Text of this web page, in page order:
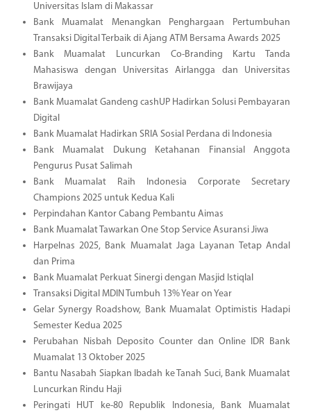
Universitas Islam di Makassar
Bank Muamalat Menangkan Penghargaan Pertumbuhan
Transaksi Digital Terbaik di Ajang ATM Bersama Awards 2025
Bank Muamalat Luncurkan Co-Branding Kartu Tanda
Mahasiswa dengan Universitas Airlangga dan Universitas
Brawijaya
Bank Muamalat Gandeng cashUP Hadirkan Solusi Pembayaran
Digital
Bank Muamalat Hadirkan SRIA Sosial Perdana di Indonesia
Bank Muamalat Dukung Ketahanan Finansial Anggota
Pengurus Pusat Salimah
Bank Muamalat Raih Indonesia Corporate Secretary
Champions 2025 untuk Kedua Kali
Perpindahan Kantor Cabang Pembantu Aimas
Bank Muamalat Tawarkan One Stop Service Asuransi Jiwa
Harpelnas 2025, Bank Muamalat Jaga Layanan Tetap Andal
dan Prima
Bank Muamalat Perkuat Sinergi dengan Masjid Istiqlal
Transaksi Digital MDIN Tumbuh 13% Year on Year
Gelar Synergy Roadshow, Bank Muamalat Optimistis Hadapi
Semester Kedua 2025
Perubahan Nisbah Deposito Counter dan Online IDR Bank
Muamalat 13 Oktober 2025
Bantu Nasabah Siapkan Ibadah ke Tanah Suci, Bank Muamalat
Luncurkan Rindu Haji
Peringati HUT ke-80 Republik Indonesia, Bank Muamalat